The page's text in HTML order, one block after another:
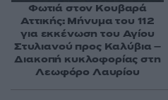
Φωτιά στον Κουβαρά
Αττικής: Μήνυμα του 112
για εκκένωση του Αγίου
Στυλιανού προς Καλύβια –
Διακοπή κυκλοφορίας στη
Λεωφόρο Λαυρίου